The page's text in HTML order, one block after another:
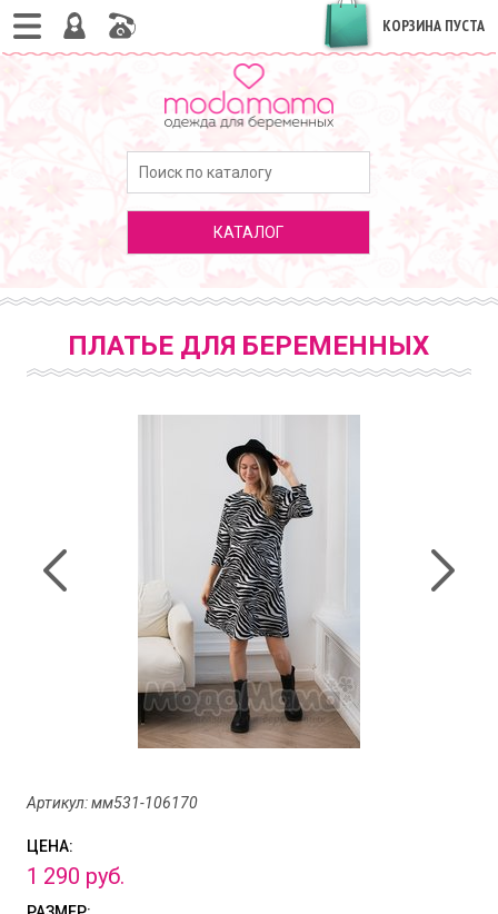
КОРЗИНА ПУСТА
КАТАЛОГ
ПЛАТЬЕ ДЛЯ БЕРЕМЕННЫХ
Артикул: мм531-106170
ЦЕНА:
1 290 руб.